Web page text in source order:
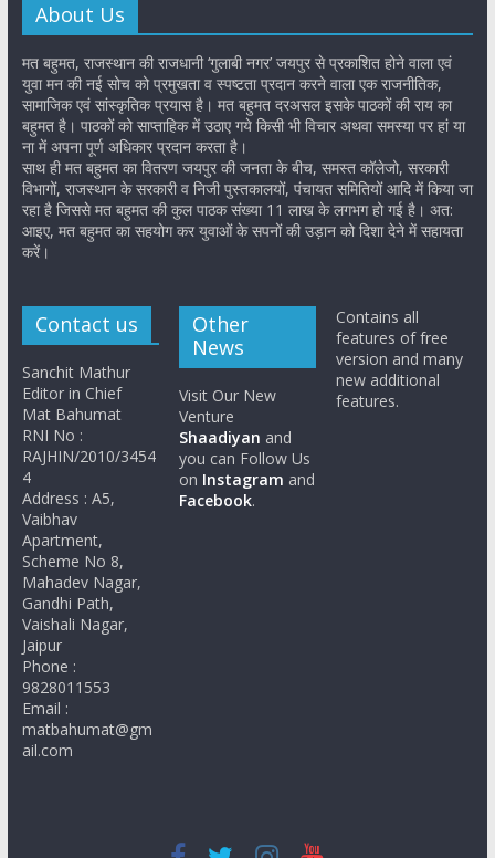
About Us
मत बहुमत, राजस्थान की राजधानी ‘गुलाबी नगर’ जयपुर से प्रकाशित होने वाला एवं
युवा मन की नई सोच को प्रमुखता व स्पष्टता प्रदान करने वाला एक राजनीतिक,
सामाजिक एवं सांस्कृतिक प्रयास है। मत बहुमत दरअसल इसके पाठकों की राय का
बहुमत है। पाठकों को साप्ताहिक में उठाए गये किसी भी विचार अथवा समस्या पर हां या
ना में अपना पूर्ण अधिकार प्रदान करता है।
साथ ही मत बहुमत का वितरण जयपुर की जनता के बीच, समस्त कॉलेजो, सरकारी
विभागों, राजस्थान के सरकारी व निजी पुस्तकालयों, पंचायत समितियों आदि में किया जा
रहा है जिससे मत बहुमत की कुल पाठक संख्या 11 लाख के लगभग हो गई है। अत:
आइए, मत बहुमत का सहयोग कर युवाओं के सपनों की उड़ान को दिशा देने में सहायता
करें।
Contact us
Sanchit Mathur
Editor in Chief
Mat Bahumat
RNI No :
RAJHIN/2010/3454
4
Address : A5,
Vaibhav
Apartment,
Scheme No 8,
Mahadev Nagar,
Gandhi Path,
Vaishali Nagar,
Jaipur
Phone :
9828011553
Email :
matbahumat@gm
ail.com
Other
News
Visit Our New
Venture
Shaadiyan and
you can Follow Us
on Instagram and
Facebook.
Contains all
features of free
version and many
new additional
features.